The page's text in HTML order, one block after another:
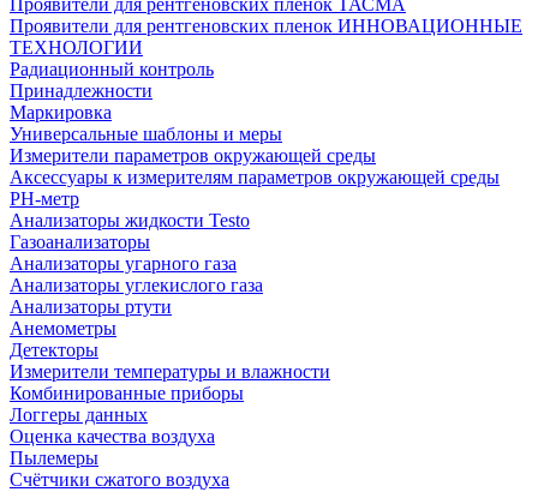
Проявители для рентгеновских пленок ТАСМА
Проявители для рентгеновских пленок ИННОВАЦИОННЫЕ
ТЕХНОЛОГИИ
Радиационный контроль
Принадлежности
Маркировка
Универсальные шаблоны и меры
Измерители параметров окружающей среды
Аксессуары к измерителям параметров окружающей среды
PH-метр
Анализаторы жидкости Testo
Газоанализаторы
Анализаторы угарного газа
Анализаторы углекислого газа
Анализаторы ртути
Анемометры
Детекторы
Измерители температуры и влажности
Комбинированные приборы
Логгеры данных
Оценка качества воздуха
Пылемеры
Счётчики сжатого воздуха